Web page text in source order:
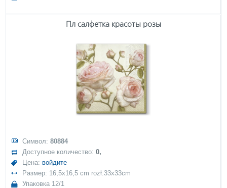
Пл салфетка красоты розы
Символ:80884
Доступное количество:0,
Цена: войдите
Размер: 16,5x16,5 cm rozł.33x33cm
Упаковка 12/1